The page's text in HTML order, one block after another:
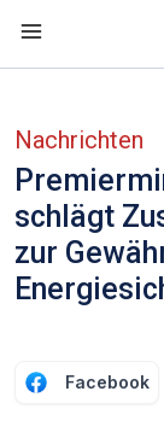
Nachrichten
schlägt
zur
Facebook